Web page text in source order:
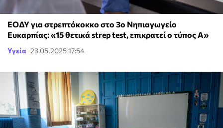
ΕΟΔΥ για στρεπτόκοκκο στο 3ο Νηπιαγωγείο
Ευκαρπίας: «15 θετικά strep test, επικρατεί ο τύπος Α»
Υγεία 23.05.2025 17:54